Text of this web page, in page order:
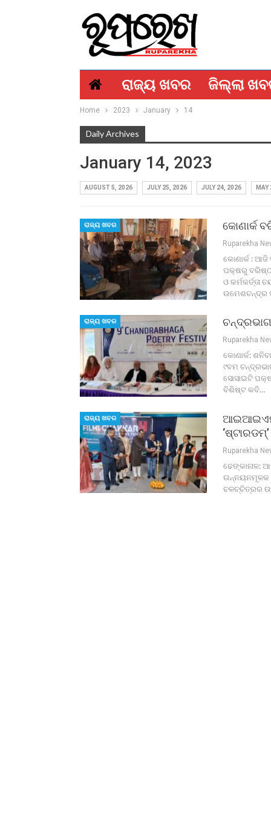
ରାଜ୍ୟ ଖବର ଜିଲ୍ଲା
Home 2023 January 14
Daily Archives
January 14, 2023
AUGUST 5, 2026 JULY 25, 2026 JULY 24, 2026 MAY
ରାଜ୍ୟ ଖବର କୋଣାର୍କ
Ruparekha
କୋଣାର୍କ :
ପକ୍ଷରୁ ବରିଷ୍ଠ
ଓ
ଉମେଶଚନ୍ଦ୍ର
ରାଜ୍ୟ ଖବର
Ruparekha
କୋଣାର୍କ:
୯ବମ
ସୋସାଇଟି
ବିଶିଷ୍ଟ କବି…
ରାଜ୍ୟ ଖବର
‘ଷ୍ଟାରଡମ୍‍’
Ruparekha
ଢେଙ୍କାନାଳ:
ଉନ୍ନୟନମୂଳକ
ଚଳଚ୍ଚିତ୍ରର